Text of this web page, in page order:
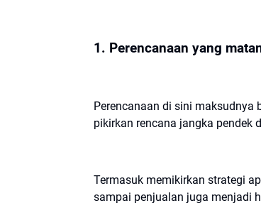
1. Perencanaan yang
Perencanaan di sini maksudnya
pikirkan rencana jangka pendek
Termasuk memikirkan strategi
sampai penjualan juga menjadi